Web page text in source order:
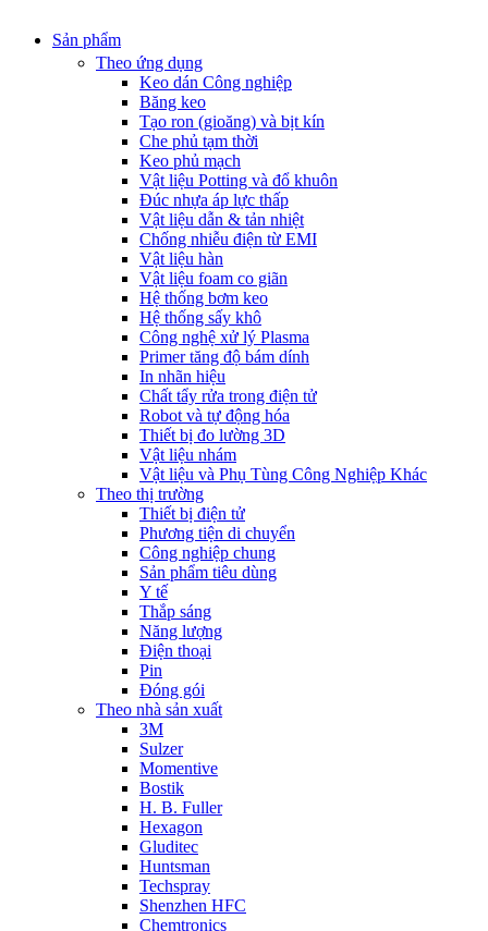
Sản phẩm
Theo ứng dụng
Keo dán Công nghiệp
Băng keo
Tạo ron (gioăng) và bịt kín
Che phủ tạm thời
Keo phủ mạch
Vật liệu Potting và đổ khuôn
Đúc nhựa áp lực thấp
Vật liệu dẫn & tản nhiệt
Chống nhiễu điện từ EMI
Vật liệu hàn
Vật liệu foam co giãn
Hệ thống bơm keo
Hệ thống sấy khô
Công nghệ xử lý Plasma
Primer tăng độ bám dính
In nhãn hiệu
Chất tẩy rửa trong điện tử
Robot và tự động hóa
Thiết bị đo lường 3D
Vật liệu nhám
Vật liệu và Phụ Tùng Công Nghiệp Khác
Theo thị trường
Thiết bị điện tử
Phương tiện di chuyển
Công nghiệp chung
Sản phẩm tiêu dùng
Y tế
Thắp sáng
Năng lượng
Điện thoại
Pin
Đóng gói
Theo nhà sản xuất
3M
Sulzer
Momentive
Bostik
H. B. Fuller
Hexagon
Gluditec
Huntsman
Techspray
Shenzhen HFC
Chemtronics